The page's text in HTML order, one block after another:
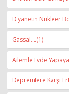
Diyanetin Nükleer
Gassal….(1)
Ailemle Evde
Depremlere Karşı